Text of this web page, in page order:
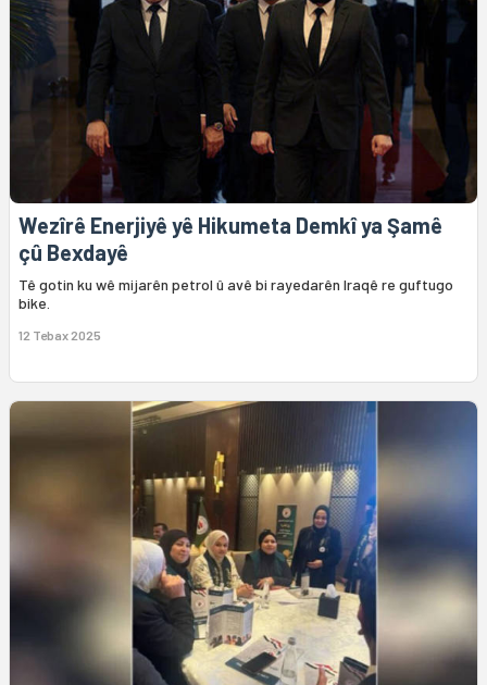
Wezîrê Enerjiyê yê Hikumeta Demkî ya Şamê
çû Bexdayê
Tê gotin ku wê mijarên petrol û avê bi rayedarên Iraqê re guftugo
bike.
12 Tebax 2025